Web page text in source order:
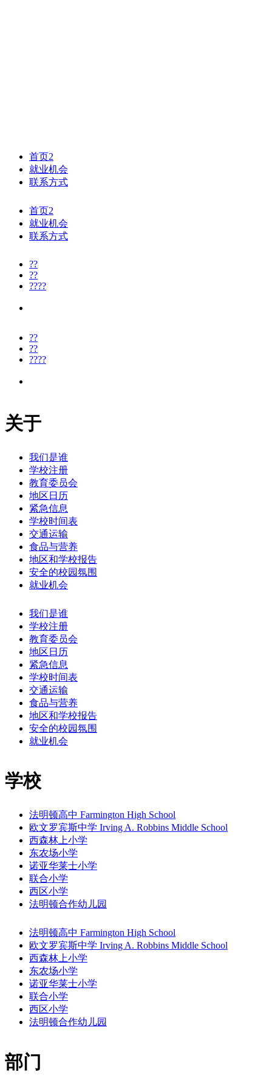
首页2
就业机会
联系方式
首页2
就业机会
联系方式
??
??
????
??
??
????
关于
我们是谁
学校注册
教育委员会
地区日历
紧急信息
学校时间表
交通运输
食品与营养
地区和学校报告
安全的校园氛围
就业机会
我们是谁
学校注册
教育委员会
地区日历
紧急信息
学校时间表
交通运输
食品与营养
地区和学校报告
安全的校园氛围
就业机会
学校
法明顿高中 Farmington High School
欧文罗宾斯中学 Irving A. Robbins Middle School
西森林上小学
东农场小学
诺亚华莱士小学
联合小学
西区小学
法明顿合作幼儿园
法明顿高中 Farmington High School
欧文罗宾斯中学 Irving A. Robbins Middle School
西森林上小学
东农场小学
诺亚华莱士小学
联合小学
西区小学
法明顿合作幼儿园
部门